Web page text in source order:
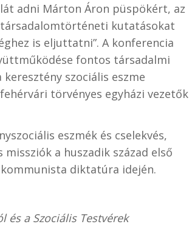
adni Márton Áron püspökért, az
kutatásokat
is eljuttatni”. A konferencia
fontos társadalmi
szociális eszme
törvényes egyházi vezetők
eszmék és cselekvés,
a huszadik század első
diktatúra idején.
a Szociális Testvérek